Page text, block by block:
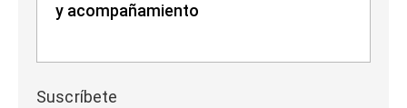
y acompañamiento
Suscríbete